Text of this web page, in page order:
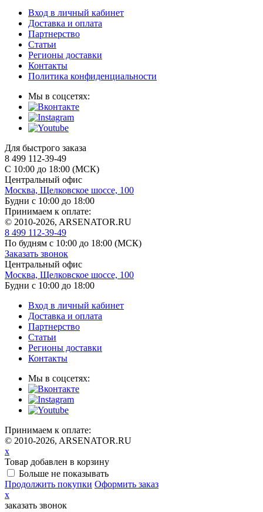
Вход в личный кабинет
Доставка и оплата
Партнерство
Статьи
Регионы доставки
Контакты
Политика конфиденциальности
Мы в соцсетях:
Для быстрого заказа
8 499 112-39-49
С 10:00 до 18:00 (МСК)
Центральный офис
Москва, Щелковское шоссе, 100
Будни с 10:00 до 18:00
Принимаем к оплате:
© 2010-2026, ARSENATOR.RU
8 499 112-39-49
По будням с 10:00 до 18:00 (МСК)
Заказать звонок
Центральный офис
Москва, Щелковское шоссе, 100
Будни с 10:00 до 18:00
Вход в личный кабинет
Доставка и оплата
Партнерство
Статьи
Регионы доставки
Контакты
Мы в соцсетях:
Принимаем к оплате:
© 2010-2026, ARSENATOR.RU
x
Товар добавлен в корзину
Больше не показывать
Продолжить покупки Оформить заказ
x
заказать звонок